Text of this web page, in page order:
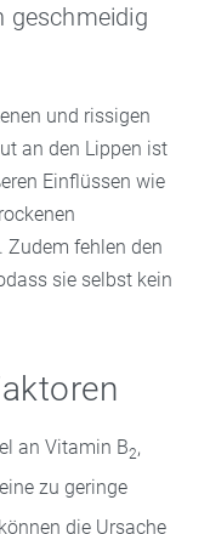
geschmeidig
und rissigen
an den Lippen ist
Einflüssen wie
fehlen den
sie selbst kein
an Vitamin B2,
zu geringe
die Ursache